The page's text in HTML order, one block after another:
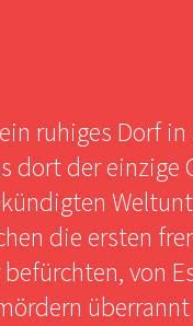
ruhiges Dorf
dort der einzige
die ersten
von